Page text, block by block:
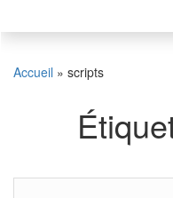
Accueil » scripts